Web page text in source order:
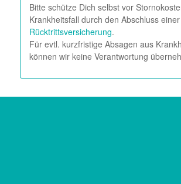
Bitte schütze Dich selbst vor
Krankheitsfall durch den Abschluss einer
Rücktrittsversicherung.
Für evtl. kurzfristige Absagen aus
können wir keine Verantwortung